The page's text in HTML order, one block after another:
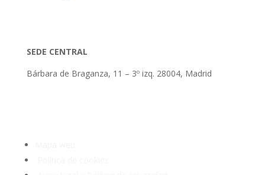
SEDE CENTRAL
Bárbara de Braganza, 11 – 3º izq. 28004, Madrid